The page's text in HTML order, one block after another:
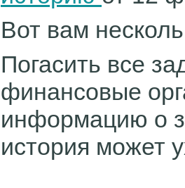
Вот вам
Погасить все
финансовые
информацию о
история может